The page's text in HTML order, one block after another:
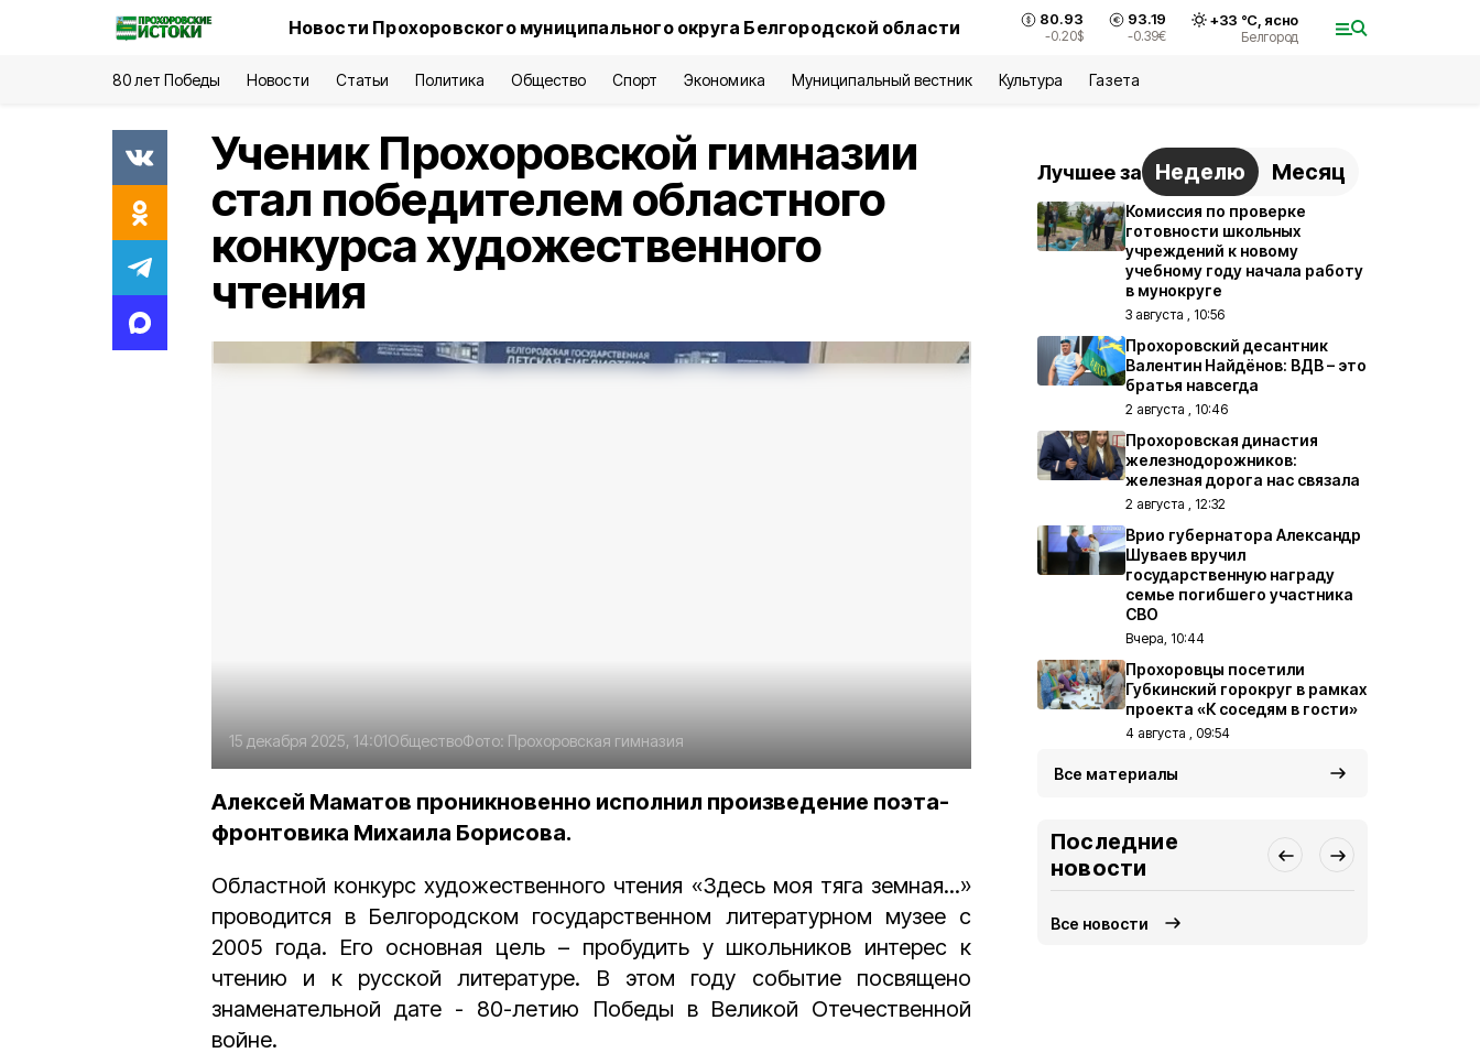
Новости Прохоровского муниципального округа Белгородской области 80.93
-0.20$
93.19
-0.39€
+33 °С, ясно
Белгород
80 лет Победы Новости Статьи Политика Общество Спорт Экономика Муниципальный вестник Культура Газета
Ученик Прохоровской гимназии
стал победителем областного
конкурса художественного
чтения
15 декабря 2025, 14:01ОбществоФото: Прохоровская гимназия
Алексей Маматов проникновенно исполнил произведение поэта-
фронтовика Михаила Борисова.
Областной конкурс художественного чтения «Здесь моя тяга земная...»
проводится в Белгородском государственном литературном музее с
2005 года. Его основная цель – пробудить у школьников интерес к
чтению и к русской литературе. В этом году событие посвящено
знаменательной дате - 80-летию Победы в Великой Отечественной
войне.
Лучшее за Неделю Месяц
Комиссия по проверке
готовности школьных
учреждений к новому
учебному году начала работу
в мунокруге
3 августа , 10:56
Прохоровский десантник
Валентин Найдёнов: ВДВ – это
братья навсегда
2 августа , 10:46
Прохоровская династия
железнодорожников:
железная дорога нас связала
2 августа , 12:32
Врио губернатора Александр
Шуваев вручил
государственную награду
семье погибшего участника
СВО
Вчера, 10:44
Прохоровцы посетили
Губкинский горокруг в рамках
проекта «К соседям в гости»
4 августа , 09:54
Все материалы
Последние
новости
Все новости